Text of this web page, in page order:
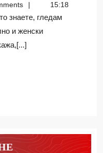
ИЛИ
КОЙ
15:18
и женски